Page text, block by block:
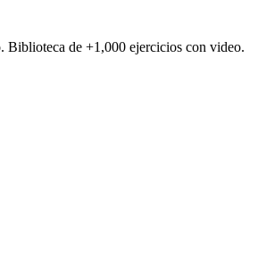
Biblioteca de +1,000 ejercicios con video.